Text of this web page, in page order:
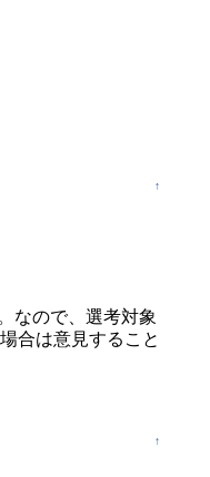
↑
なので、選考対象
合は意見すること
↑